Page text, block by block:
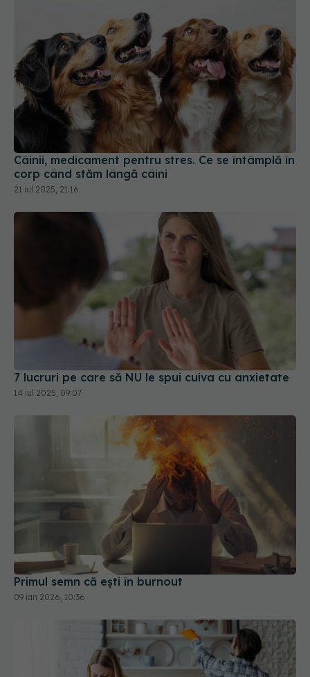
Câinii, medicament pentru stres. Ce se întâmplă în
corp când stăm lângă câini
21 iul 2025, 21:16
7 lucruri pe care să NU le spui cuiva cu anxietate
14 iul 2025, 09:07
Primul semn că ești în burnout
09 ian 2026, 10:36